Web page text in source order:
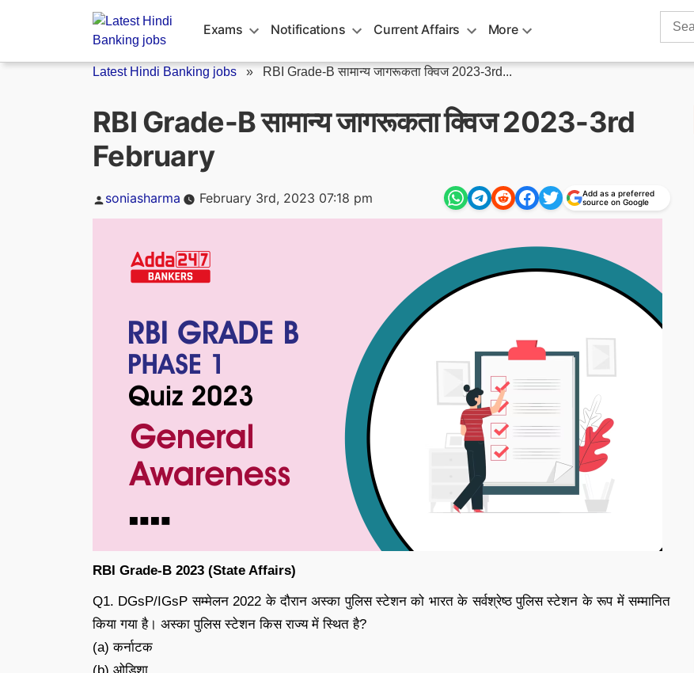
Exams Notifications Current Affairs More
Search
Latest Hindi Banking jobs » RBI Grade-B सामान्य जागरूकता क्विज 2023-3rd...
RBI Grade-B सामान्य जागरूकता क्विज 2023-3rd
February
Posted
soniasharma February 3rd, 2023 07:18 pm
Add as a preferred
source on Google
RBI Grade-B 2023 (State Affairs)
Q1. DGsP/IGsP सम्मेलन 2022 के दौरान अस्का पुलिस स्टेशन को भारत के सर्वश्रेष्ठ पुलिस स्टेशन के रूप में सम्मानित
किया गया है। अस्का पुलिस स्टेशन किस राज्य में स्थित है?
(a) कर्नाटक